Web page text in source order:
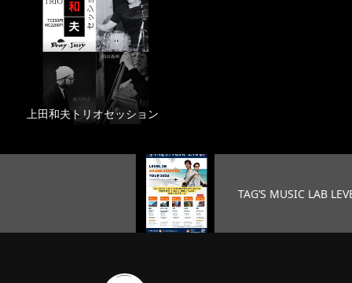
上田和夫トリオセッション
TAG’S MUSIC LAB LEVEL25 …